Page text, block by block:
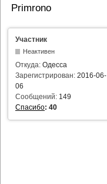
Primrono
Участник
Неактивен
Откуда: Одесса
Зарегистрирован: 2016-06-
06
Сообщений: 149
Спасибо: 40